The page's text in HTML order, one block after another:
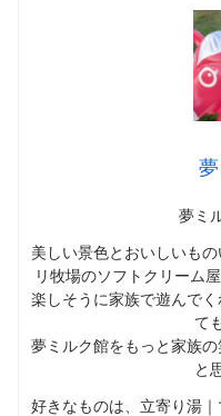
夢ミ
美しい景色とおいしいも
リ牧場のソフトクリーム
楽しそうに家族で遊んで
て
夢ミルク館をもっと家族
と
好きなものは、立寄り湯